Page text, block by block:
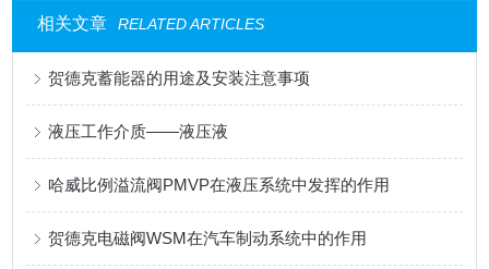
相关文章 RELATED ARTICLES
贺德克蓄能器的用途及安装注意事项
液压工作介质——液压液
哈威比例溢流阀PMVP在液压系统中发挥的作用
贺德克电磁阀WSM在汽车制动系统中的作用